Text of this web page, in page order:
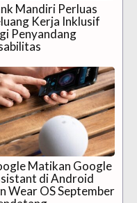
Mandiri Perluas
Kerja Inklusif
Penyandang
Matikan Google
di Android
Wear OS September